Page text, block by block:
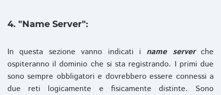
4. "Name Server":
In questa sezione vanno indicati i name serverche
ospiteranno il dominio che si sta registrando. I primi due
sono sempre obbligatori e dovrebbero essere connessi a
due reti logicamente e fisicamente distinte. Sono